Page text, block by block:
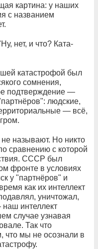
картина: у наших
с названием
нет, и что? Ката-
катастрофой был
сомнения,
подтверждение —
людские,
— всё,
не называют. Но никто
сравнению с которой
СССР был
фронте в условиях
у "партнёров" и
как их интеллект
уничтожал,
наш интеллект
случае узнавая
Так что
что мы не осознали в